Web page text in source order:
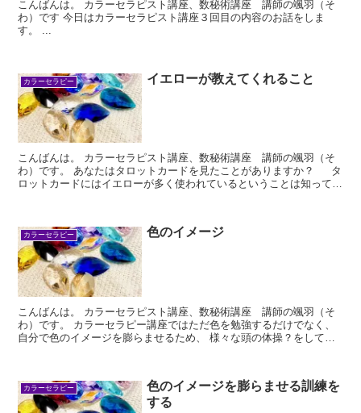
こんばんは。 カラーセラピスト講座、数秘術講座 講師の颯羽（そ
わ）です 今日はカラーセラピスト講座３回目の内容のお話をしま
す。 ...
カラーセラピー イエローが教えてくれること
こんばんは。 カラーセラピスト講座、数秘術講座 講師の颯羽（そ
わ）です。 あなたはタロットカードを見たことがありますか？ タ
ロットカードにはイエローが多く使われているということは知ってい
カラーセラピー 色のイメージ
こんばんは。 カラーセラピスト講座、数秘術講座 講師の颯羽（そ
わ）です。 カラーセラピー講座ではただ色を勉強するだけでなく、
自分で色のイメージを膨らませるため、 様々な頭の体操？をしてい
カラーセラピー
色のイメージを膨らませる訓練を
する